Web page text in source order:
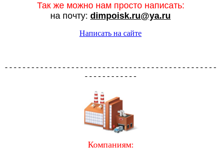
Так же можно нам просто написать:
на почту: dimpoisk.ru@ya.ru
Написать на сайте
- - - - - - - - - - - - - - - - - - - - - - - - - - - - - - - - - - - - - - - - - - - - - - - -
- - - - - - - - - - - -
Компаниям: